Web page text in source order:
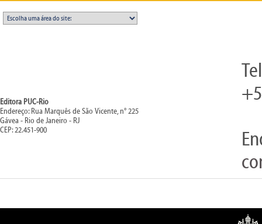
Editora PUC-Rio
Endereço: Rua Marquês de São Vicente, n° 225
Gávea - Rio de Janeiro - RJ
CEP: 22.451-900